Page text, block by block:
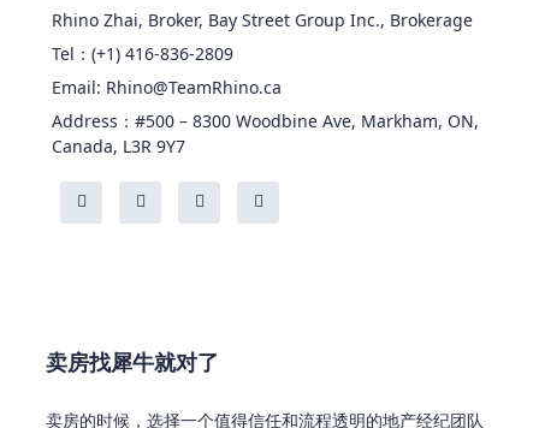
Rhino Zhai, Broker, Bay Street Group Inc., Brokerage
Tel：(+1) 416-836-2809
Email: Rhino@TeamRhino.ca
Address：#500 – 8300 Woodbine Ave, Markham, ON,
Canada, L3R 9Y7
卖房找犀牛就对了
卖房的时候，选择一个值得信任和流程透明的地产经纪团队